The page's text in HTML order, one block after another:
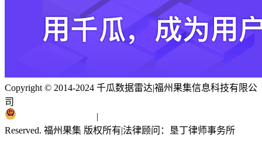
Copyright © 2014-2024 千瓜数据雷达|福州果集信息科技有限公
司
|
Reserved. 福州果集 版权所有|法律顾问：垦丁律师事务所